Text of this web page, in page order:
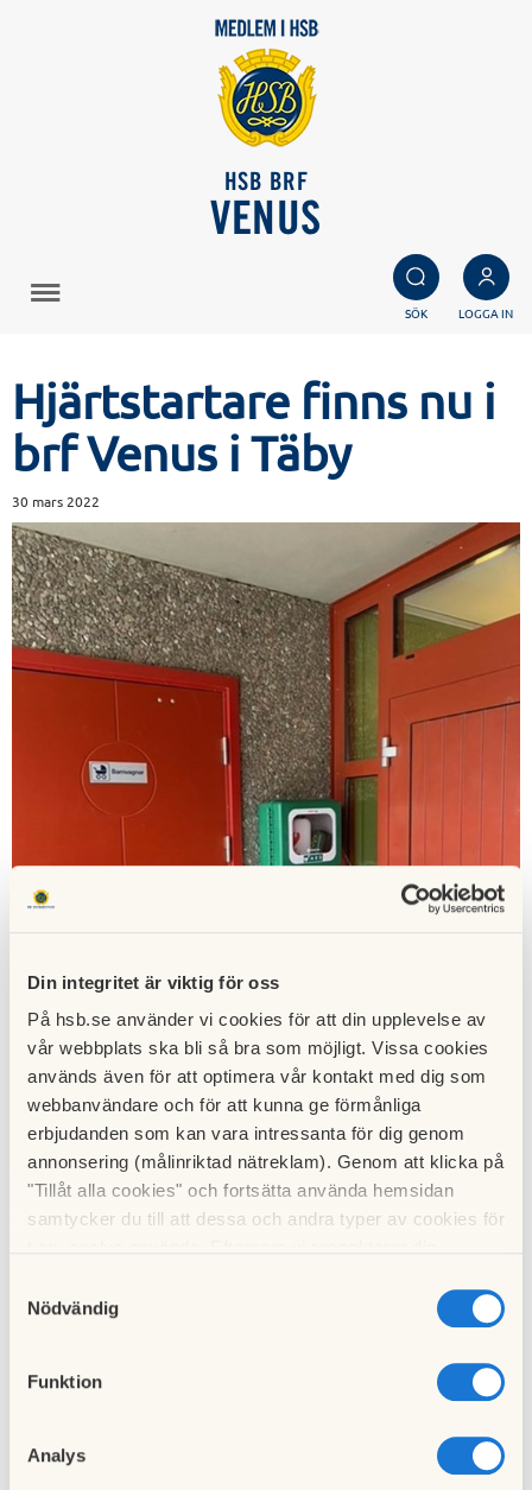
Din integritet är viktig för oss
På hsb.se använder vi cookies för att din upplevelse av
vår webbplats ska bli så bra som möjligt. Vissa cookies
används även för att optimera vår kontakt med dig som
webbanvändare och för att kunna ge förmånliga
erbjudanden som kan vara intressanta för dig genom
annonsering (målinriktad nätreklam). Genom att klicka på
"Tillåt alla cookies" och fortsätta använda hemsidan
samtycker du till att dessa och andra typer av cookies för
cookies och välja att endast tillåta ett urval.
Nödvändig
Funktion
Analys
HSB BRF
VENUS
SÖK LOGGA IN
Hjärtstartare finns nu i
brf Venus i Täby
30 mars 2022
framme!
skall göra från en högtalarfunktion.
Styrelsen